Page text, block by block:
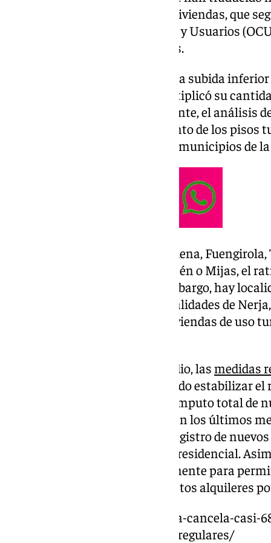
la proliferación de este tipo de viviendas, que
Organización de Consumidores y Usuarios
16,7% en los últimos doce meses.
Bien es cierto que se trata de una subida
campaña anterior, cuando multiplicó su
la Junta de Andalucía. No obstante, el análisis
revela que el índice de crecimiento de los
líneas generales en numerosos municipios de
En los municipios de Benalmádena,
Estepona, Marbella, Manilva, Ojén o Mijas, el
por hogar supera el 10%. Sin embargo, hay
del 30%, como ocurre en las localidades de
última, la oferta de plazas de viviendas de uso
Por otro lado, y según este estudio, lasmedidas
habrían logrado estabilizar
este tipo, razón por la cual el cómputo total de
visto frenado en el año actual. En los últimos
nuevas reglas para impedir el registro de
ya se superase el 8% del parque residencial.
emitió una sentencia recientemente para
propietarios puedan prohibir estos alquileres
https://www.101tv.es/andalucia-cancela-
malaga-provincia-mas-pisos-irregulares/